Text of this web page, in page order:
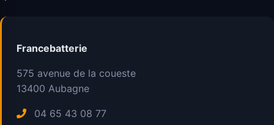
Francebatterie
575 avenue de la coueste
13400 Aubagne
04 65 43 08 77